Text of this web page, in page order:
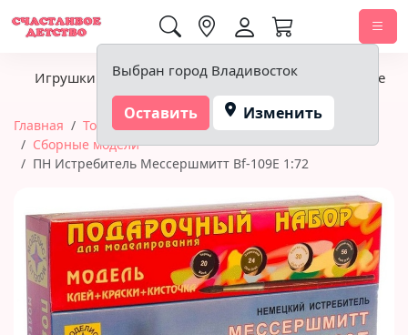
Выбран город Владивосток
Оставить Изменить
Игрушки Детское питание Подгузники, гигиена
Главная
Товары для творчества и хобби
Сборные модели
ПН Истребитель Мессершмитт Bf-109E 1:72